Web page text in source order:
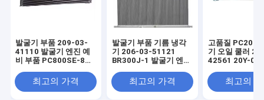
발굴기 부품 209-03-
41110 발굴기 엔진 예
비 부품 PC800SE-8에
최고의 가격
발굴기 부품 기름 냉각
기 206-03-51121
BR300J-1 발굴기 엔진
최고의 가격
고품질 PC200-
기 오일 쿨러
42561 20Y-
03-42570
최고의